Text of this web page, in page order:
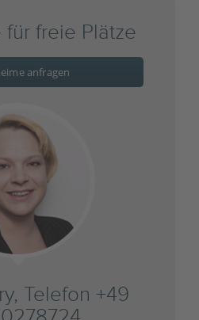
freie Plätze
anfragen
Telefon +49